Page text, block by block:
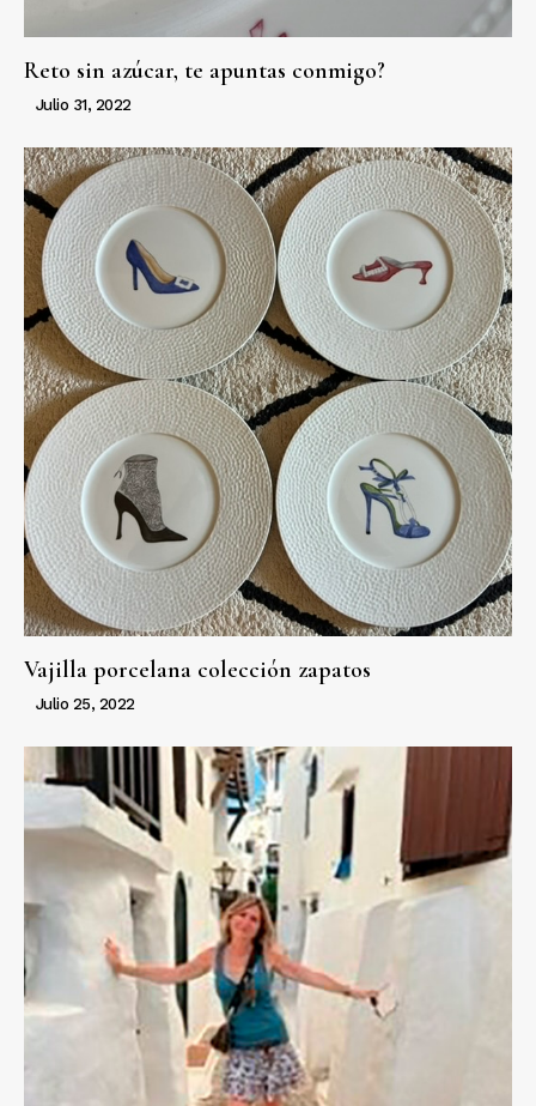
Reto sin azúcar, te apuntas conmigo?
Julio 31, 2022
Vajilla porcelana colección zapatos
Julio 25, 2022